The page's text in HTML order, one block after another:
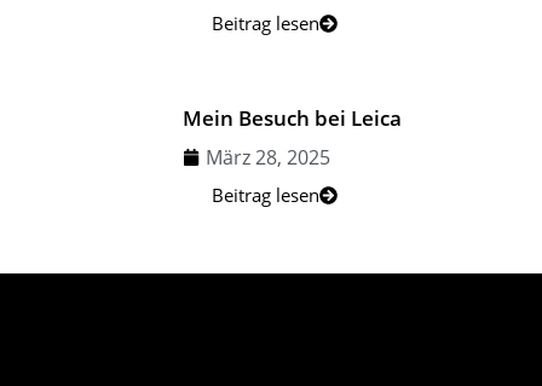
Beitrag lesen
Mein Besuch bei Leica
März 28, 2025
Beitrag lesen